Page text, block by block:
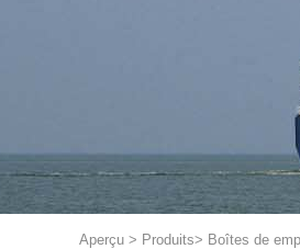
Aperçu > Produits> Boîtes de